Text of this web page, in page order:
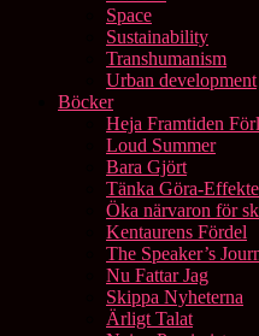
Space
Sustainability
Transhumanism
Urban development
Böcker
Heja Framtiden
Loud Summer
Bara Gjört
Tänka Göra-
Öka närvaron för
Kentaurens Fördel
The Speaker’s
Nu Fattar Jag
Skippa Nyheterna
Ärligt Talat